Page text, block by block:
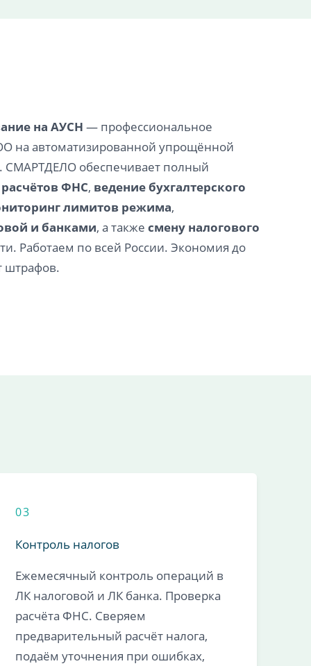
на АУСН — профессиональное
на автоматизированной упрощённой
СМАРТДЕЛО обеспечивает полный
ФНС, ведение бухгалтерского
лимитов режима,
и банками, а также смену налогового
Работаем по всей России. Экономия до
штрафов.
03
Контроль налогов
Ежемесячный контроль операций в
ЛК налоговой и ЛК банка. Проверка
расчёта ФНС. Сверяем
предварительный расчёт налога,
подаём уточнения при ошибках,